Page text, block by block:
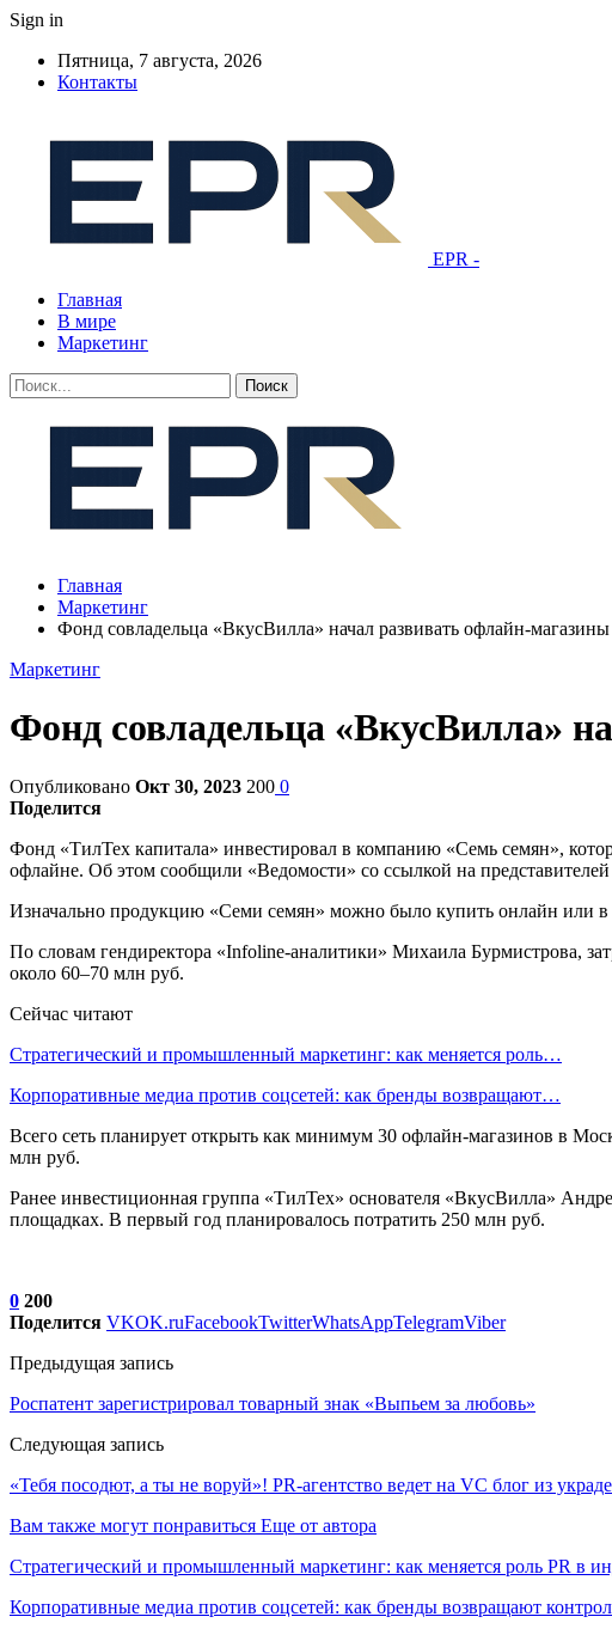
Sign in
Пятница, 7 августа, 2026
Контакты
EPR -
Главная
В мире
Маркетинг
Главная
Маркетинг
Фонд совладельца «ВкусВилла» начал развивать офлайн-
Маркетинг
Фонд совладельца «ВкусВилла»
Опубликовано Окт 30, 2023 200 0
Поделится
Фонд «ТилТех капитала» инвестировал в компанию «Семь семян»,
офлайне. Об этом сообщили «Ведомости» со ссылкой на
Изначально продукцию «Семи семян» можно было купить онлайн или в
По словам гендиректора «Infoline-аналитики» Михаила Бурмистрова,
около 60–70 млн руб.
Сейчас читают
Стратегический и промышленный маркетинг: как меняется роль…
Корпоративные медиа против соцсетей: как бренды возвращают…
Всего сеть планирует открыть как минимум 30 офлайн-магазинов в
млн руб.
Ранее инвестиционная группа «ТилТех» основателя «ВкусВилла»
площадках. В первый год планировалось потратить 250 млн руб.
0 200
Поделится VKOK.ruFacebookTwitterWhatsAppTelegramViber
Предыдущая запись
Роспатент зарегистрировал товарный знак «Выпьем за любовь»
Следующая запись
«Тебя посодют, а ты не воруй»! PR-агентство ведет на VC блог из
Вам также могут понравиться Еще от автора
Стратегический и промышленный маркетинг: как меняется роль PR в
Корпоративные медиа против соцсетей: как бренды возвращают